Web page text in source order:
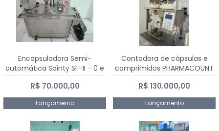
Encapsuladora Semi-
automática Sainty SF-II - 0 e
00
R$ 70.000,00
Lançamento
Contadora de cápsulas e
comprimidos PHARMACOUNT
- 2-2R3
R$ 130.000,00
Lançamento